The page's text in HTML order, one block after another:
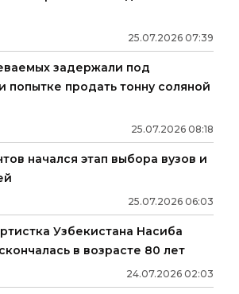
25.07.2026 07:39
задержали под
попытке продать тонну соляной
25.07.2026 08:18
начался этап выбора вузов и
25.07.2026 06:03
Узбекистана Насиба
в возрасте 80 лет
24.07.2026 02:03